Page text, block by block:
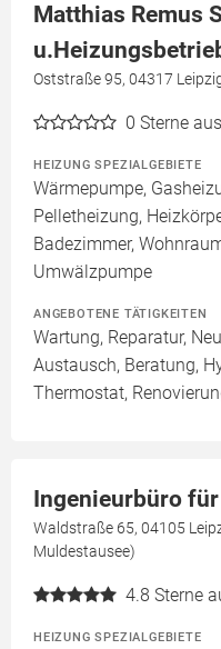
Matthias Remus
Oststraße 95, 04317
0 Sterne
HEIZUNG SPEZIALGEBIETE
Wärmepumpe,
Pelletheizung,
Badezimmer,
Umwälzpumpe
ANGEBOTENE TÄTIGKEITEN
Wartung, Reparatur,
Austausch, Beratung,
Thermostat,
Ingenieurbüro
Waldstraße 65, 04105
Muldestausee)
4.8 Sterne
HEIZUNG SPEZIALGEBIETE